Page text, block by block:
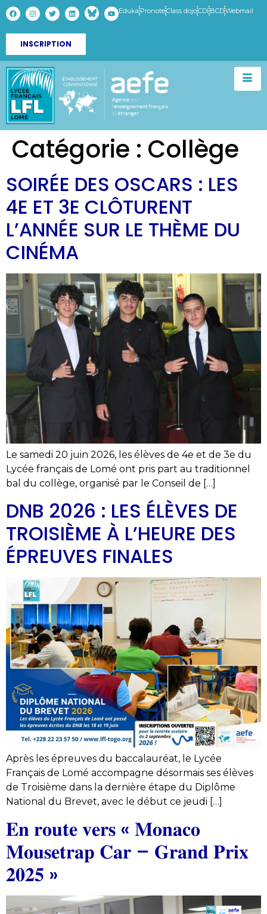
Eduka PronoteClass dojoCDI BCDWebmail
INSCRIPTION
Catégorie : Collège
SOIRÉE DES OSCARS : LES
4E ET 3E CLÔTURENT
L’ANNÉE SUR LE THÈME DU
CINÉMA
Le samedi 20 juin 2026, les élèves de 4e et de 3e du
Lycée français de Lomé ont pris part au traditionnel
bal du collège, organisé par le Conseil de […]
DNB 2026 : LES ÉLÈVES DE
TROISIÈME À L’HEURE DES
ÉPREUVES FINALES
Après les épreuves du baccalauréat, le Lycée
Français de Lomé accompagne désormais ses élèves
de Troisième dans la dernière étape du Diplôme
National du Brevet, avec le début ce jeudi […]
𝐄𝐧 𝐫𝐨𝐮𝐭𝐞 𝐯𝐞𝐫𝐬 « 𝐌𝐨𝐧𝐚𝐜𝐨
𝐌𝐨𝐮𝐬𝐞𝐭𝐫𝐚𝐩 𝐂𝐚𝐫 – 𝐆𝐫𝐚𝐧𝐝 𝐏𝐫𝐢𝐱
𝟐𝟎𝟐𝟓 »